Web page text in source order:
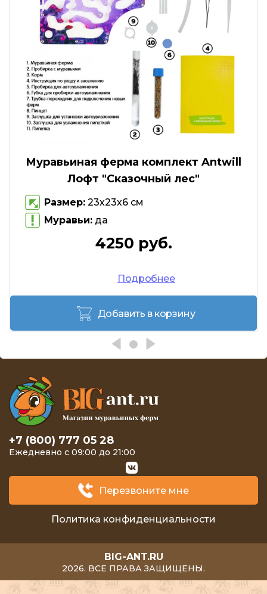
Муравьиная ферма комплект Antwill
Лофт "Сказочный лес"
Размер: 23х23х6 см
Муравьи: да
4250 руб.
Подробнее
Добавить в корзину
+7 (800) 777 05 28
Ежедневно с 09:00 до 21:00
Перезвоните мне
Политика конфиденциальности
BIG-ANT.RU
2026. ВСЕ ПРАВА ЗАЩИЩЕНЫ.